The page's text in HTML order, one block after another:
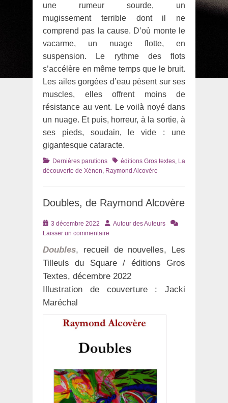
une rumeur sourde, un
mugissement terrible dont il ne
comprend pas la cause. D’où monte le
vacarme, un nuage flotte, en
suspension. Le rythme des flots
s’accélère en même temps que le bruit.
Les ailes gorgées d’eau pèsent sur ses
muscles, elles offrent moins de
résistance au vent. Le voilà noyé dans
un nuage. Et puis, horreur, à la sortie, à
ses pieds, soudain, le vide : une
gigantesque cataracte.
Catégories
Dernières parutions Tagséditions Gros textes, La
découverte de Xénon, Raymond Alcovère
Doubles, de Raymond Alcovère
Posté
le
3 décembre 2022 AuteurAutour des Auteurs
Laisser un commentaire
Doubles, recueil de nouvelles, Les
Tilleuls du Square / éditions Gros
Textes, décembre 2022
Illustration de couverture : Jacki
Maréchal